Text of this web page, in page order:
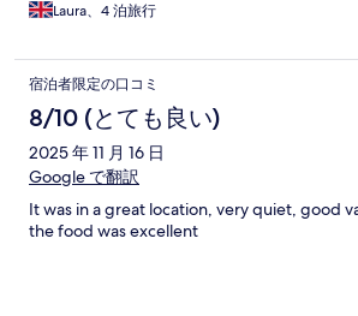
Laura、4 泊旅行
宿泊者限定の口コミ
8/10 (とても良い)
2025 年 11 月 16 日
Google で翻訳
It was in a great location, very quiet, good
the food was excellent